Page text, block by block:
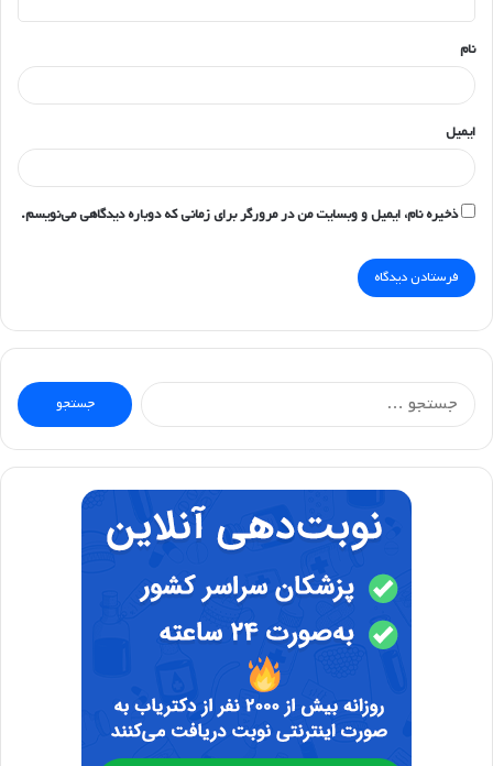
*
نام
ایمیل
ذخیره نام، ایمیل و وبسایت من در مرورگر برای زمانی که دوباره دیدگاهی می‌نویسم.
جستجو
برای: